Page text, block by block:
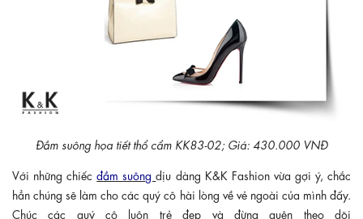
Đầm suông họa tiết thổ cẩm KK83-02; Giá: 430.000 VNĐ
Với những chiếcđầm suôngdịu dàng K&K Fashion vừa gợi ý, chắc
hẳn chúng sẽ làm cho các quý cô hài lòng về vẻ ngoài của mình đấy.
Chúc các quý cô luôn trẻ đẹp và đừng quên theo dõi